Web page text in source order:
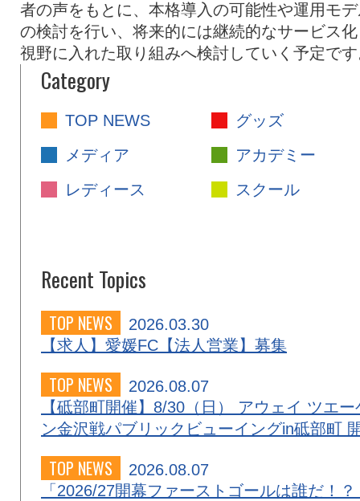
者の声をもとに、本格導入の可能性や運用モ
の検討を行い、将来的には継続的なサービス
視野に入れた取り組みへ検討していく予定で
Category
TOP NEWS
グッズ
メディア
アカデミー
レディース
スクール
Recent Topics
TOP NEWS
2026.03.30
【求人】愛媛FC【法人営業】募集
TOP NEWS
2026.08.07
【砥部町開催】8/30（日） アウェイ ツエー
ン金沢戦パブリックビューイングin砥部町
TOP NEWS
2026.08.07
「2026/27開幕ファーストゴールは誰だ！？